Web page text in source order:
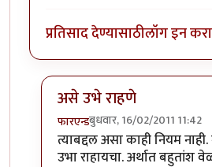
प्रतिसाद देण्यासाठीलॉग इन करा
असे उभे राहणे
फारएन्डबुधवार, 16/02/2011 11:42
In reply toपाहिले आहेbyगवि
त्याबद्दल असा काही नियम
उभा राहायचा. अर्थात बहुतांश